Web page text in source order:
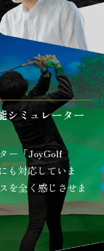
シミュレーター
ー「JoyGolf
も対応していま
を全く感じさせま